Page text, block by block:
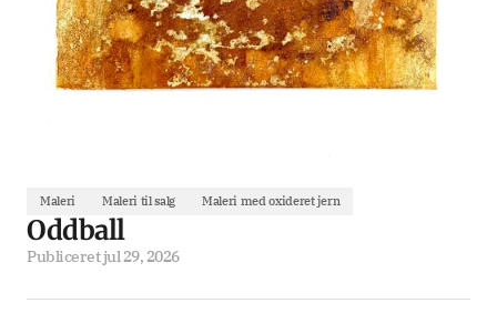
Maleri Maleri til salg Maleri med oxideret jern
Oddball
Publiceretjul 29, 2026